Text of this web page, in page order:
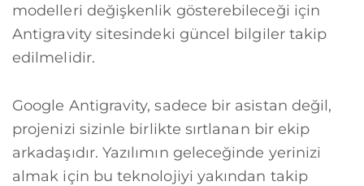
modelleri değişkenlik gösterebileceği için
Antigravity sitesindeki güncel bilgiler takip
edilmelidir.
Google Antigravity, sadece bir asistan değil,
projenizi sizinle birlikte sırtlanan bir ekip
arkadaşıdır. Yazılımın geleceğinde yerinizi
almak için bu teknolojiyi yakından takip